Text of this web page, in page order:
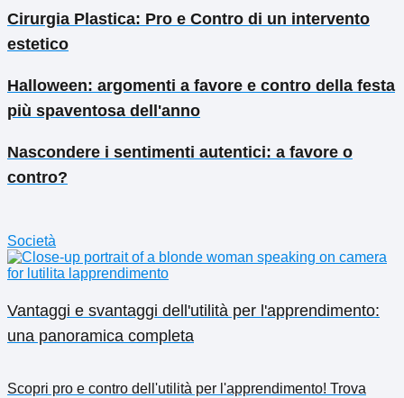
Cirurgia Plastica: Pro e Contro di un intervento
estetico
Halloween: argomenti a favore e contro della festa
più spaventosa dell'anno
Nascondere i sentimenti autentici: a favore o
contro?
Società
Vantaggi e svantaggi dell'utilità per l'apprendimento:
una panoramica completa
Scopri pro e contro dell'utilità per l'apprendimento! Trova